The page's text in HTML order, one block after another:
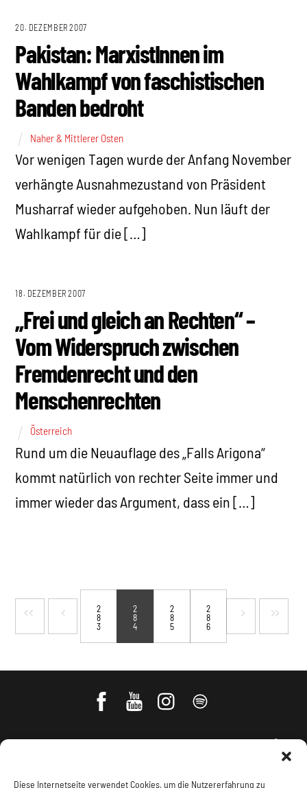
Diese Internetseite verwendet Cookies, um die Nutzererfahrung zu
20. DEZEMBER 2007
Pakistan: MarxistInnen im
Wahlkampf von faschistischen
Banden bedroht
Naher & Mittlerer Osten
Vor wenigen Tagen wurde der Anfang November
verhängte Ausnahmezustand von Präsident
Musharraf wieder aufgehoben. Nun läuft der
Wahlkampf für die […]
18. DEZEMBER 2007
„Frei und gleich an Rechten“ –
Vom Widerspruch zwischen
Fremdenrecht und den
Menschenrechten
Österreich
Rund um die Neuauflage des „Falls Arigona“
kommt natürlich von rechter Seite immer und
immer wieder das Argument, dass ein […]
2
8
3
2
8
4
2
8
5
2
8
6